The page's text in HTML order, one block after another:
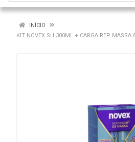
INÍCIO
KIT NOVEX SH 300ML + CARGA REP MASSA